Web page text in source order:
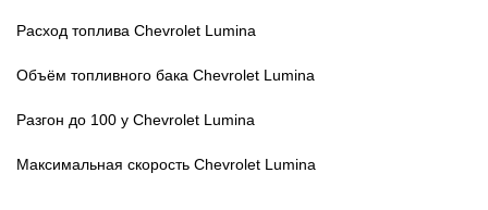
Расход топлива Chevrolet Lumina
Объём топливного бака Chevrolet Lumina
Разгон до 100 у Chevrolet Lumina
Максимальная скорость Chevrolet Lumina